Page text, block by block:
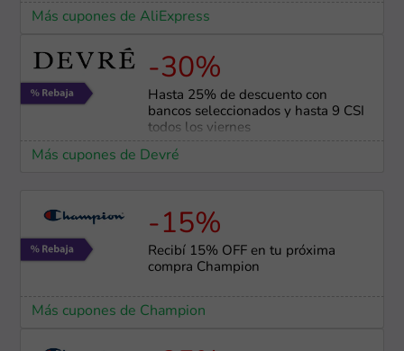
Más cupones de AliExpress
-30%
Hasta 25% de descuento con
bancos seleccionados y hasta 9 CSI
todos los viernes
Más cupones de Devré
-15%
Recibí 15% OFF en tu próxima
compra Champion
Más cupones de Champion